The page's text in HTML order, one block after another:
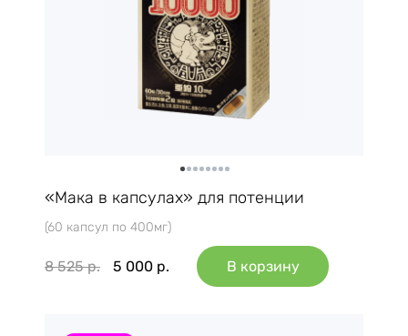
«Мака в капсулах» для потенции
(60 капсул по 400мг)
8 525р. 5 000 р. В корзину